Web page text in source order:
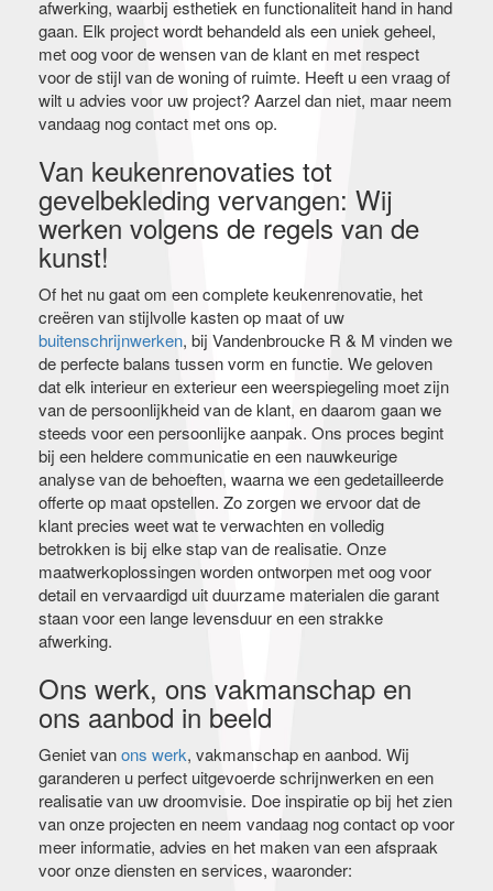
afwerking, waarbij esthetiek en functionaliteit hand in hand
gaan. Elk project wordt behandeld als een uniek geheel,
met oog voor de wensen van de klant en met respect
voor de stijl van de woning of ruimte. Heeft u een vraag of
wilt u advies voor uw project? Aarzel dan niet, maar neem
vandaag nog contact met ons op.
Van keukenrenovaties tot
gevelbekleding vervangen: Wij
werken volgens de regels van de
kunst!
Of het nu gaat om een complete keukenrenovatie, het
creëren van stijlvolle kasten op maat of uw
buitenschrijnwerken, bij Vandenbroucke R & M vinden we
de perfecte balans tussen vorm en functie. We geloven
dat elk interieur en exterieur een weerspiegeling moet zijn
van de persoonlijkheid van de klant, en daarom gaan we
steeds voor een persoonlijke aanpak. Ons proces begint
bij een heldere communicatie en een nauwkeurige
analyse van de behoeften, waarna we een gedetailleerde
offerte op maat opstellen. Zo zorgen we ervoor dat de
klant precies weet wat te verwachten en volledig
betrokken is bij elke stap van de realisatie. Onze
maatwerkoplossingen worden ontworpen met oog voor
detail en vervaardigd uit duurzame materialen die garant
staan voor een lange levensduur en een strakke
afwerking.
Ons werk, ons vakmanschap en
ons aanbod in beeld
Geniet vanons werk, vakmanschap en aanbod. Wij
garanderen u perfect uitgevoerde schrijnwerken en een
realisatie van uw droomvisie. Doe inspiratie op bij het zien
van onze projecten en neem vandaag nog contact op voor
meer informatie, advies en het maken van een afspraak
voor onze diensten en services, waaronder: